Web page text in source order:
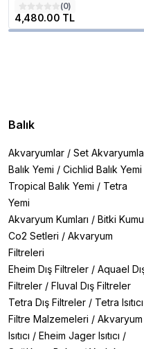
(0)
4,480.00 TL
Balık
Akvaryumlar / Set
Balık Yemi / Cichlid Balık Yemi
Tropical Balık Yemi / Tetra
Yemi
Akvaryum Kumları / Bitki Kumu
Co2 Setleri / Akvaryum
Filtreleri
Eheim Dış Filtreler / Aquael
Filtreler / Fluval Dış Filtreler
Tetra Dış Filtreler / Tetra Isıtıcı
Filtre Malzemeleri / Akvaryum
Isıtıcı / Eheim Jager Isıtıcı /